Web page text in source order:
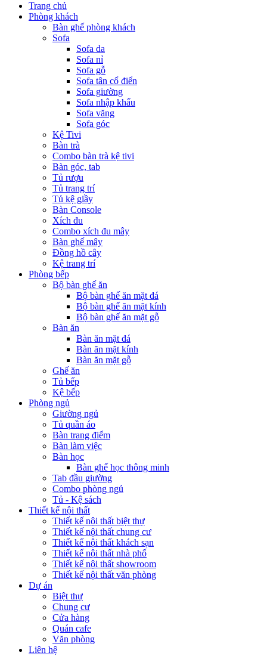
Trang chủ
Phòng khách
Bàn ghế phòng khách
Sofa
Sofa da
Sofa nỉ
Sofa gỗ
Sofa tân cổ điển
Sofa giường
Sofa nhập khẩu
Sofa văng
Sofa góc
Kệ Tivi
Bàn trà
Combo bàn trà kệ tivi
Bàn góc, tab
Tủ rượu
Tủ trang trí
Tủ kệ giầy
Bàn Console
Xích đu
Combo xích đu mây
Bàn ghế mây
Đồng hồ cây
Kệ trang trí
Phòng bếp
Bộ bàn ghế ăn
Bộ bàn ghế ăn mặt đá
Bộ bàn ghế ăn mặt kính
Bộ bàn ghế ăn mặt gỗ
Bàn ăn
Bàn ăn mặt đá
Bàn ăn mặt kính
Bàn ăn mặt gỗ
Ghế ăn
Tủ bếp
Kệ bếp
Phòng ngủ
Giường ngủ
Tủ quần áo
Bàn trang điểm
Bàn làm việc
Bàn học
Bàn ghế học thông minh
Tab đầu giường
Combo phòng ngủ
Tủ - Kệ sách
Thiết kế nội thất
Thiết kế nội thất biệt thự
Thiết kế nội thất chung cư
Thiết kế nội thất khách sạn
Thiết kế nội thất nhà phố
Thiết kế nội thất showroom
Thiết kế nội thất văn phòng
Dự án
Biệt thự
Chung cư
Cửa hàng
Quán cafe
Văn phòng
Liên hệ